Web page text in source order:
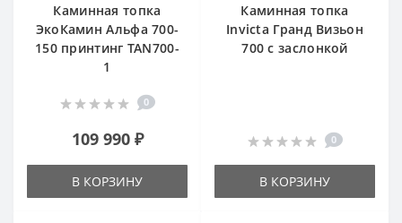
Каминная топка
ЭкоКамин Альфа 700-
150 принтинг TAN700-
1
0
109 990 ₽
В КОРЗИНУ
Каминная топка
Invicta Гранд Визьон
700 c заслонкой
0
В КОРЗИНУ